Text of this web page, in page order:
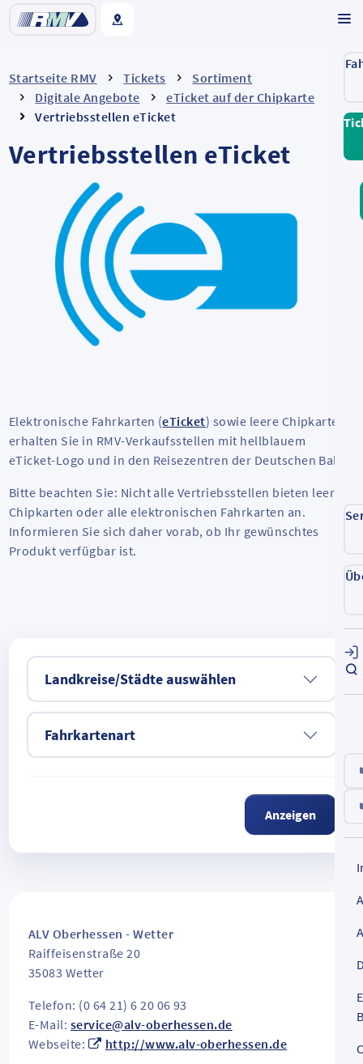
Startseite RMV Tickets
Sortiment
Digitale Angebote
eTicket auf der Chipkarte
Vertriebsstellen eTicket
Vertriebsstellen eTicket
Elektronische Fahrkarten (eTicket) sowie leere Chipkarten
erhalten Sie in RMV-Verkaufsstellen mit hellblauem
eTicket-Logo und in den Reisezentren der Deutschen Bahn.
Bitte beachten Sie: Nicht alle Vertriebsstellen bieten leere
Chipkarten oder alle elektronischen Fahrkarten an.
Informieren Sie sich daher vorab, ob Ihr gewünschtes
Produkt verfügbar ist.
Landkreise/Städte auswählen
Fahrkartenart
Anzeigen
ALV Oberhessen - Wetter
Raiffeisenstraße 20
35083 Wetter
Telefon: (0 64 21) 6 20 06 93
E-Mail: service@alv-oberhessen.de
Webseite:
http://www.alv-oberhessen.de